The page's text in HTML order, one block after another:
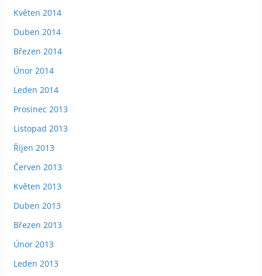
Květen 2014
Duben 2014
Březen 2014
Únor 2014
Leden 2014
Prosinec 2013
Listopad 2013
Říjen 2013
Červen 2013
Květen 2013
Duben 2013
Březen 2013
Únor 2013
Leden 2013